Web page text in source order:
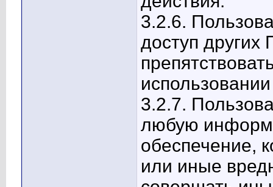
3.2.6.
доступ других
3.2.7.
любую
обеспечение,
или иные